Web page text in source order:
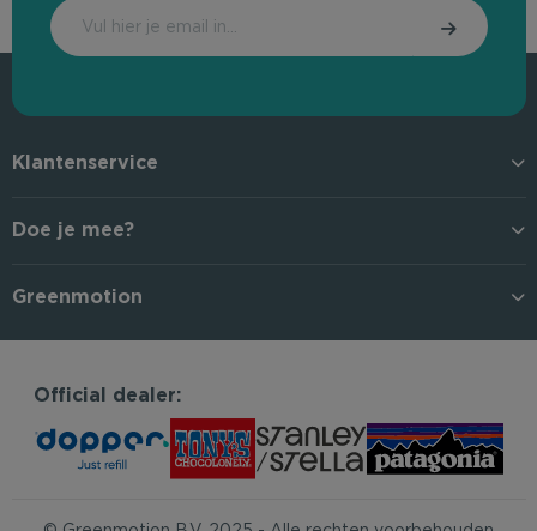
Klantenservice
Doe je mee?
Greenmotion
Official dealer: